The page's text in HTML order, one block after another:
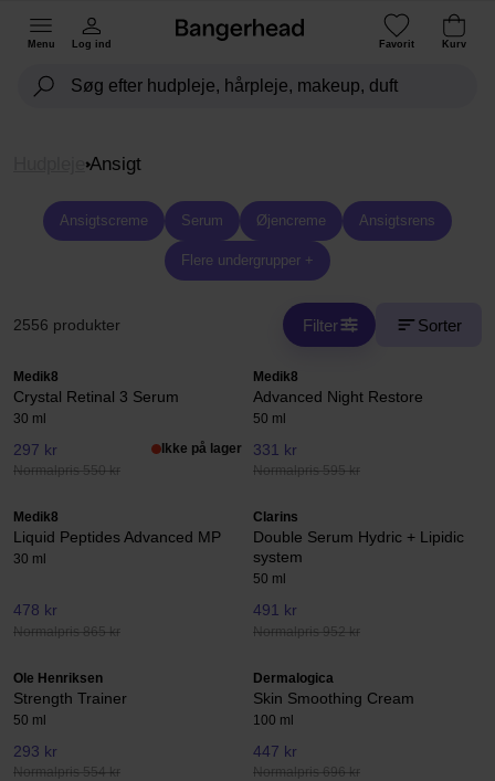
Menu Log ind Favorit Kurv
Ansigt
Ansigtscreme Serum Øjencreme Ansigtsrens
Flere undergrupper +
2556 produkter Filter Sorter
Medik8
Crystal Retinal 3 Serum
30 ml
297 kr
Normalpris 550 kr
Ikke på lager
Medik8
Advanced Night Restore
50 ml
331 kr
Normalpris 595 kr
Medik8
Liquid Peptides Advanced MP
30 ml
478 kr
Normalpris 865 kr
Clarins
Double Serum Hydric + Lipidic
system
50 ml
491 kr
Normalpris 952 kr
Ole Henriksen
Strength Trainer
50 ml
293 kr
Normalpris 554 kr
Dermalogica
Skin Smoothing Cream
100 ml
447 kr
Normalpris 696 kr